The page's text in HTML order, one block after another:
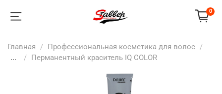
0
Главная
Профессиональная косметика для волос
...
Перманентный краситель IQ COLOR